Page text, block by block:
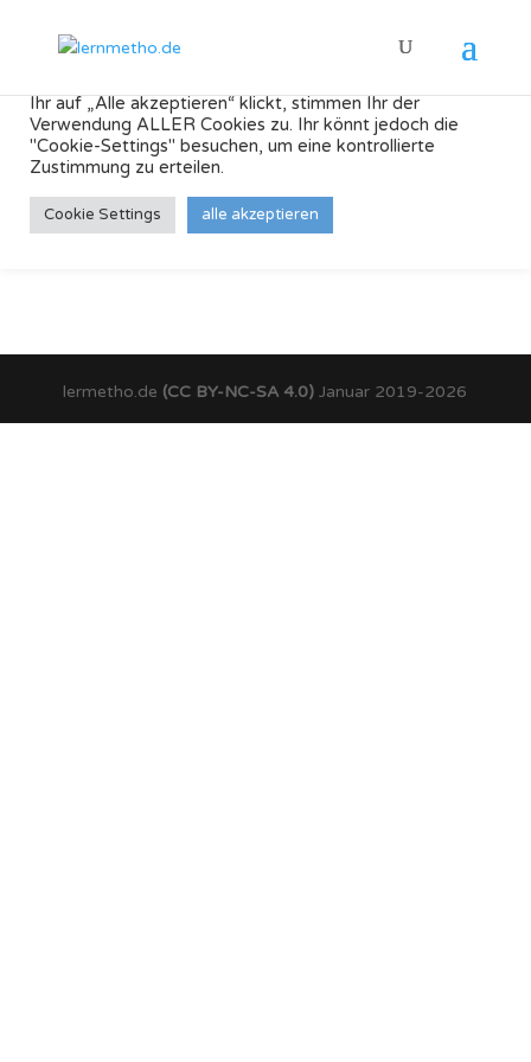
Diese Seite befindet sich noch im Aufbau …
lermetho.de (CC BY-NC-SA 4.0) Januar 2019-2026
Wir verwenden Cookies auf unserer Website, um Euch
Ihr auf „Alle akzeptieren“ klickt, stimmen Ihr der
Verwendung ALLER Cookies zu. Ihr könnt jedoch die
"Cookie-Settings" besuchen, um eine kontrollierte
Zustimmung zu erteilen.
Cookie Settings alle akzeptieren